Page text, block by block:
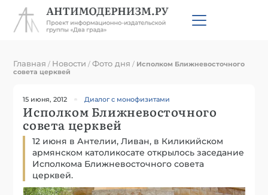
Главная / Новости /Фото дня / Исполком Ближневосточного
совета церквей
15 июня, 2012 Диалог с монофизитами
Исполком Ближневосточного
совета церквей
12 июня в Антелии, Ливан, в Киликийском
армянском католикосате открылось заседание
Исполкома Ближневосточного совета
церквей.